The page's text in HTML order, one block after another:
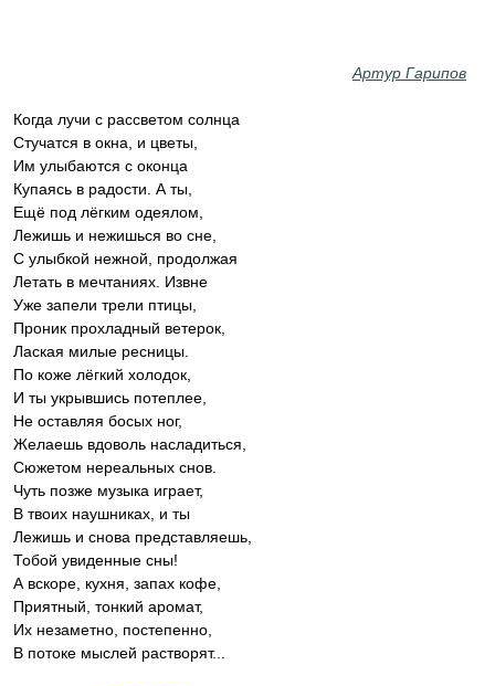
Артур Гарипов
Когда лучи с рассветом солнца
Стучатся в окна, и цветы,
Им улыбаются с оконца
Купаясь в радости. А ты,
Ещё под лёгким одеялом,
Лежишь и нежишься во сне,
С улыбкой нежной, продолжая
Летать в мечтаниях. Извне
Уже запели трели птицы,
Проник прохладный ветерок,
Лаская милые ресницы.
По коже лёгкий холодок,
И ты укрывшись потеплее,
Не оставляя босых ног,
Желаешь вдоволь насладиться,
Сюжетом нереальных снов.
Чуть позже музыка играет,
В твоих наушниках, и ты
Лежишь и снова представляешь,
Тобой увиденные сны!
А вскоре, кухня, запах кофе,
Приятный, тонкий аромат,
Их незаметно, постепенно,
В потоке мыслей растворят...